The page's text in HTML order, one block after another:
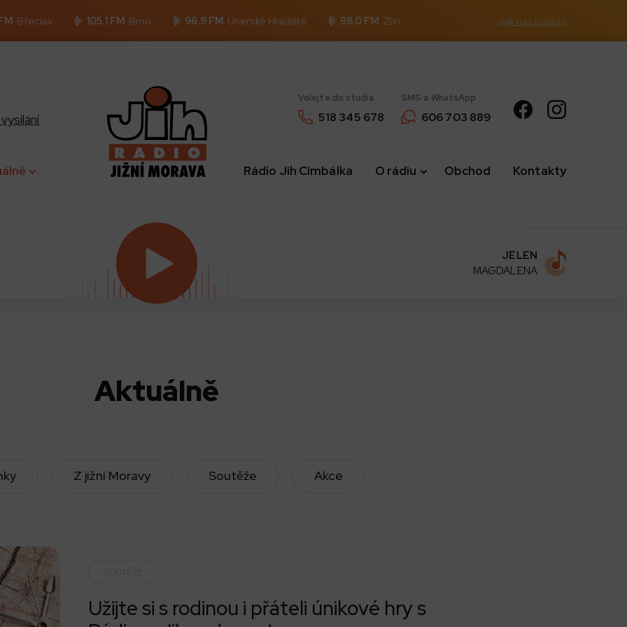
Břeclav 105.1 FM Brno 96.9 FM Uherské Hradiště 98.0 FM Zlín Jak nás naladit
Volejte do studia
518 345 678
SMS a WhatsApp
606 703 889
Rádio Jih Cimbálka O rádiu Obchod Kontakty
JELEN
MAGDALENA
Aktuálně
Z jižní Moravy Soutěže Akce
Užijte si s rodinou i přáteli únikové hry s